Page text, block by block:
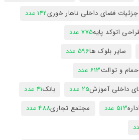
جزئیات فضای داخلی ناهار خوری142 عدد
اتوکد پایه775 عدد
سایر بلوک ها596 عدد
و توالت613 عدد
داخلی آموزش25 عدد بانک41 عدد
513 عدد مجتمع تجاری488 عدد